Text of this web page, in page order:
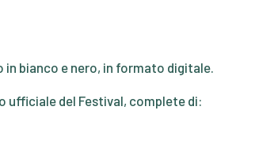
in bianco e nero, in formato digitale.
ufficiale del Festival, complete di: